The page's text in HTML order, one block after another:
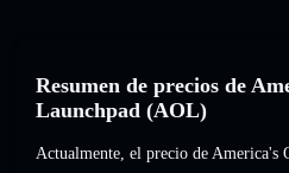
Resumen de precios de
Launchpad (AOL)
Actualmente, el precio de